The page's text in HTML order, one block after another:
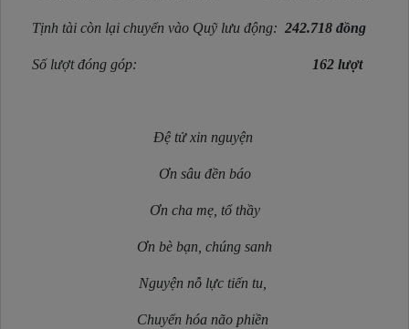
Tịnh tài còn lại chuyển vào Quỹ lưu động: 242.718 đồng
Số lượt đóng góp: 162 lượt
Đệ tử xin nguyện
Ơn sâu đền báo
Ơn cha mẹ, tổ thầy
Ơn bè bạn, chúng sanh
Nguyện nỗ lực tiến tu,
Chuyển hóa não phiền